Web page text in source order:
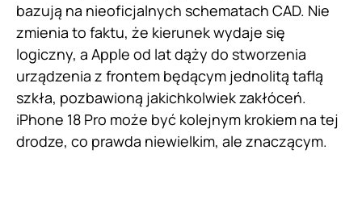
bazują na nieoficjalnych schematach CAD. Nie
zmienia to faktu, że kierunek wydaje się
logiczny, a Apple od lat dąży do stworzenia
urządzenia z frontem będącym jednolitą taflą
szkła, pozbawioną jakichkolwiek zakłóceń.
iPhone 18 Pro może być kolejnym krokiem na tej
drodze, co prawda niewielkim, ale znaczącym.